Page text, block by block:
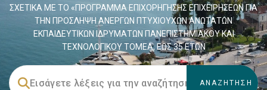
ΣΧΕΤΙΚΑ ΜΕ ΤΟ «ΠΡΟΓΡΑΜΜΑ ΕΠΙΧΟΡΗΓΗΣΗΣ ΕΠΙΧΕΙΡΗΣΕΩΝ ΓΙΑ
ΤΗΝ ΠΡΟΣΛΗΨΗ ΑΝΕΡΓΩΝ ΠΤΥΧΙΟΥΧΩΝ ΑΝΩΤΑΤΩΝ
ΕΚΠΑΙΔΕΥΤΙΚΩΝ ΙΔΡΥΜΑΤΩΝ ΠΑΝΕΠΙΣΤΗΜΙΑΚΟΥ ΚΑΙ
ΤΕΧΝΟΛΟΓΙΚΟΥ ΤΟΜΕΑ, ΕΩΣ 35 ΕΤΩΝ